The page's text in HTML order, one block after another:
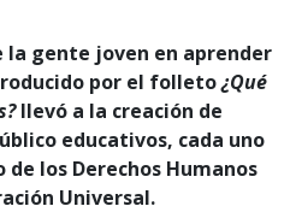
la gente joven en aprender
por el folleto¿Qué
llevó a la creación de
educativos, cada uno
los Derechos Humanos
Universal.